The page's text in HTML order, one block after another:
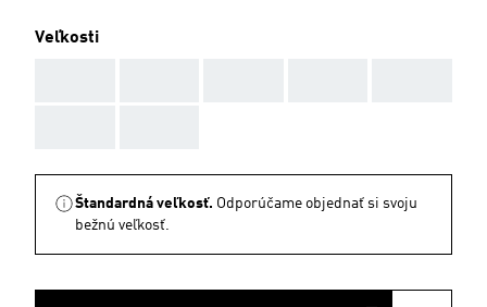
Veľkosti
Štandardná veľkosť. Odporúčame objednať si svoju
bežnú veľkosť.